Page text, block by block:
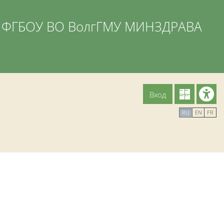
ВО ВолгГМУ МИНЗДРАВА
Вход
RU EN FR